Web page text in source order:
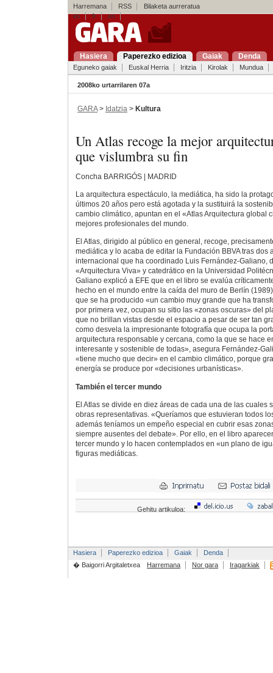
Harremana RSS
Bilaketa aurreratua
es
fr en
Hasiera Paperezko edizioa Gaiak Denda
Eguneko gaiak Euskal Herria Iritzia Kirolak Mundua
2008ko urtarrilaren 07a
GARA> Idatzia > Kultura
Un Atlas recoge la mejor
que vislumbra su fin
Concha BARRIGÓS | MADRID
La arquitectura espectáculo, la mediática, ha sido la
últimos 20 años pero está agotada y la sustituirá la
cambio climático, apuntan en el «Atlas Arquitectura global
mejores profesionales del mundo.
El Atlas, dirigido al público en general, recoge,
mediática y lo acaba de editar la Fundación BBVA tras dos
internacional que ha coordinado Luis Fernández-Galiano,
«Arquitectura Viva» y catedrático en la Universidad
Galiano explicó a EFE que en el libro se evalúa
hecho en el mundo entre la caída del muro de Berlín
que se ha producido «un cambio muy grande que ha
por primera vez, ocupan su sitio las «zonas oscuras» del
que no brillan vistas desde el espacio a pesar de ser tan
como desvela la impresionante fotografía que ocupa la
arquitectura responsable y cercana, como la que se hace
interesante y sostenible de todas», asegura Fernández-
«tiene mucho que decir» en el cambio climático, porque
energía se produce por «decisiones urbanísticas».
También el tercer mundo
El Atlas se divide en diez áreas de cada una de las cuales
obras representativas. «Queríamos que estuvieran todos
además teníamos un empeño especial en cubrir esas
siempre ausentes del debate». Por ello, en el libro
tercer mundo y lo hacen contemplados en «un plano de
figuras mediáticas.
Gehitu artikuloa:
Hasiera Paperezko edizioa Gaiak
Denda
� Baigorri Argitaletxea
Harremana Nor gara Iragarkiak